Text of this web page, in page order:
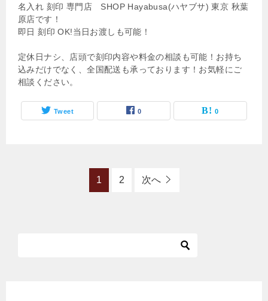
名入れ 刻印 専門店 SHOP Hayabusa(ハヤブサ) 東京 秋葉
原店です！
即日 刻印 OK!当日お渡しも可能！
定休日ナシ、店頭で刻印内容や料金の相談も可能！お持ち
込みだけでなく、全国配送も承っております！お気軽にご
相談ください。
Tweet 0 0
1 2 次へ